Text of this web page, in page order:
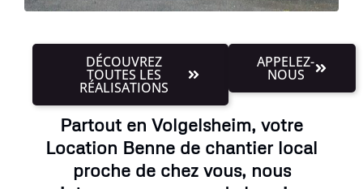
DÉCOUVREZ
TOUTES LES
RÉALISATIONS
APPELEZ-
NOUS
Partout en Volgelsheim, votre
Location Benne de chantier local
proche de chez vous, nous